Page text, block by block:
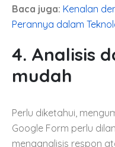
Baca juga: Kenalan
Perannya dalam
4. Analisis
mudah
Perlu diketahui,
Google Form perlu
menganalisis respon